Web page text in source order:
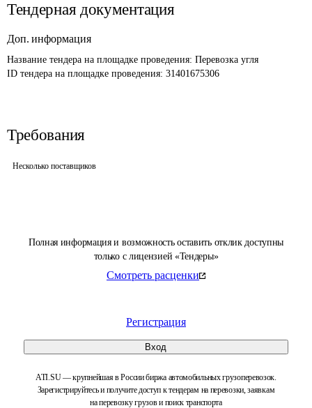
Полная информация и возможность оставить отклик доступны
только с лицензией «Тендеры»
Смотреть расценки
Регистрация
Вход
ATI.SU — крупнейшая в России биржа автомобильных грузоперевозок.
Зарегистрируйтесь и получите доступ к тендерам на перевозки, заявкам
на перевозку грузов и поиск транспорта
Тендерная документация
Доп. информация
Название тендера на площадке проведения: Перевозка угля
ID тендера на площадке проведения: 31401675306
Требования
Несколько поставщиков